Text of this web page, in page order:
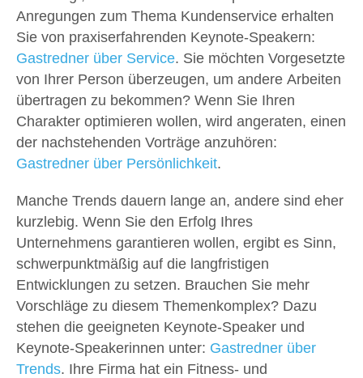
Anregungen zum Thema Kundenservice erhalten
Sie von praxiserfahrenden Keynote-Speakern:
Gastredner über Service. Sie möchten Vorgesetzte
von Ihrer Person überzeugen, um andere Arbeiten
übertragen zu bekommen? Wenn Sie Ihren
Charakter optimieren wollen, wird angeraten, einen
der nachstehenden Vorträge anzuhören:
Gastredner über Persönlichkeit.
Manche Trends dauern lange an, andere sind eher
kurzlebig. Wenn Sie den Erfolg Ihres
Unternehmens garantieren wollen, ergibt es Sinn,
schwerpunktmäßig auf die langfristigen
Entwicklungen zu setzen. Brauchen Sie mehr
Vorschläge zu diesem Themenkomplex? Dazu
stehen die geeigneten Keynote-Speaker und
Keynote-Speakerinnen unter: Gastredner über
Trends. Ihre Firma hat ein Fitness- und